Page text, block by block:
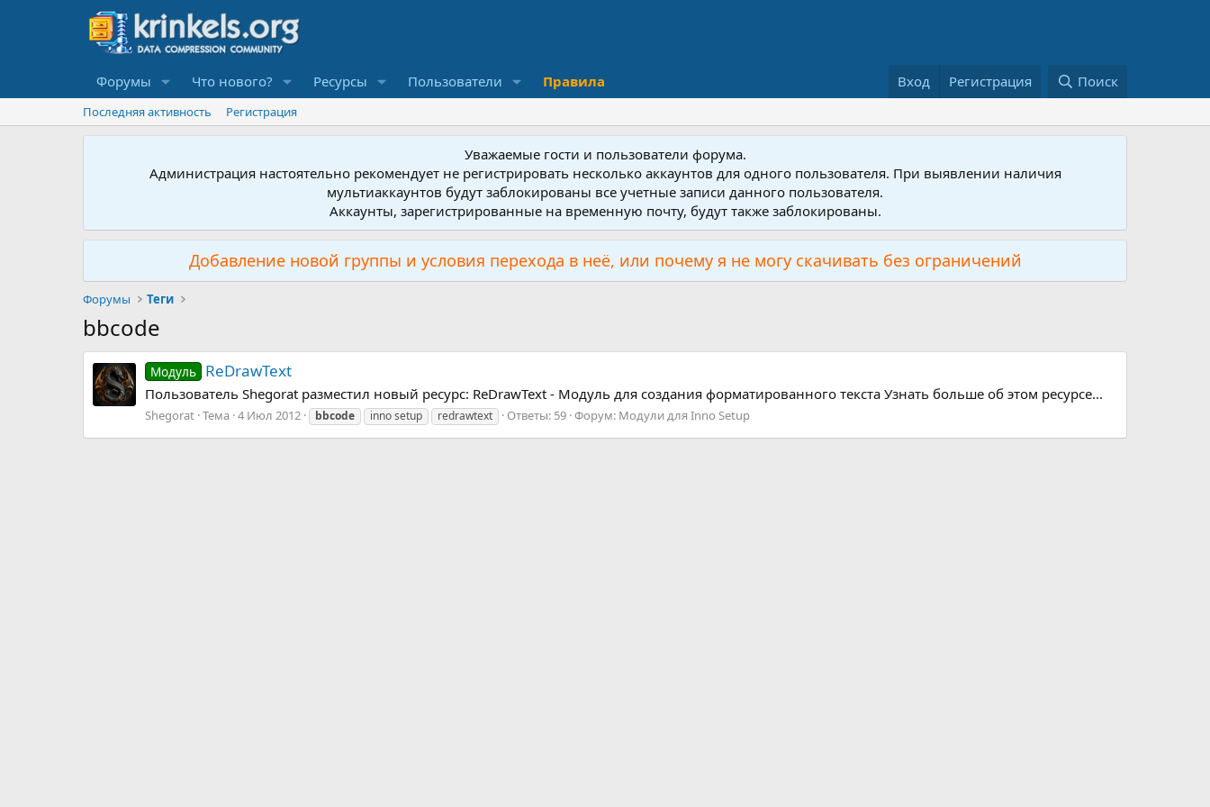
Форумы Что нового? Ресурсы Пользователи Правила Вход Регистрация Поиск
Последняя активность Регистрация
Уважаемые гости и пользователи форума.
Администрация настоятельно рекомендует не регистрировать несколько аккаунтов для одного пользователя. При выявлении наличия
мультиаккаунтов будут заблокированы все учетные записи данного пользователя.
Аккаунты, зарегистрированные на временную почту, будут также заблокированы.
Добавление новой группы и условия перехода в неё, или почему я не могу скачивать без ограничений
Форумы Теги
bbcode
Модуль ReDrawText
Пользователь Shegorat разместил новый ресурс: ReDrawText - Модуль для создания форматированного текста Узнать больше об этом ресурсе...
Shegorat Тема 4 Июл 2012 bbcode inno setup redrawtext Ответы: 59 Форум: Модули для Inno Setup